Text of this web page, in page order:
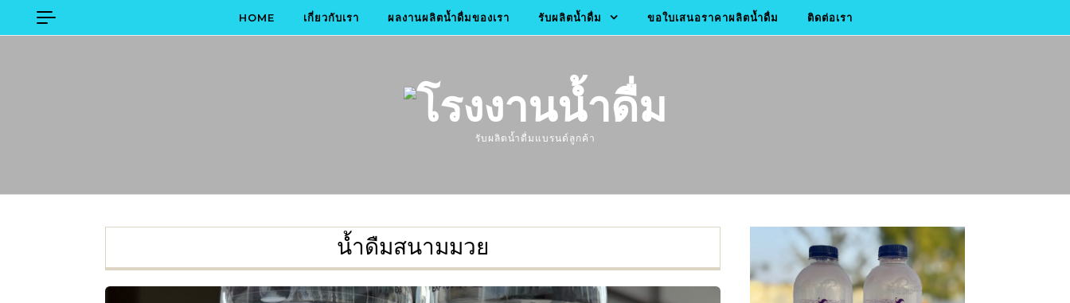
Skip to content
HOME เกี่ยวกับเรา ผลงานผลิตน้ำดื่มของเรา รับผลิตน้ำดื่ม ขอใบเสนอราคาผลิตน้ำดื่ม ติดต่อเรา
รับผลิตน้ำดื่มแบรนด์ลูกค้า
น้ำดืมสนามมวย